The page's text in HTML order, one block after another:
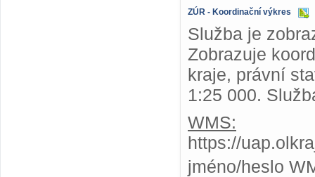
ZÚR - Koordinační výkres
Služba je
Zobrazuje
kraje, právní
1:25 000.
WMS:
https://
jméno/heslo